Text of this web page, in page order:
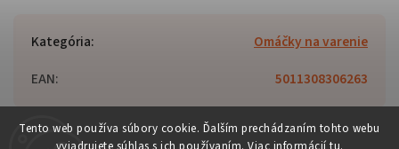
Tento web používa súbory cookie. Ďalším prechádzaním tohto webu
Kategória:
Omáčky na varenie
EAN: 5011308306263